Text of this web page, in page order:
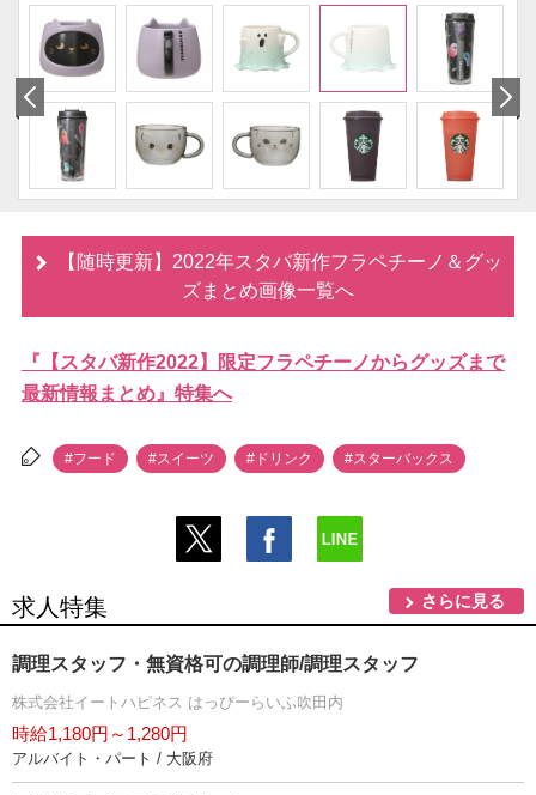
【随時更新】2022年スタバ新作フラペチーノ＆グッ
ズまとめ画像一覧へ
『【スタバ新作2022】限定フラペチーノからグッズまで
最新情報まとめ』特集へ
#フード #スイーツ #ドリンク #スターバックス
求人特集 さらに見る
調理スタッフ・無資格可の調理師/調理スタッフ
株式会社イートハピネス はっぴーらいふ吹田内
時給1,180円～1,280円
アルバイト・パート / 大阪府